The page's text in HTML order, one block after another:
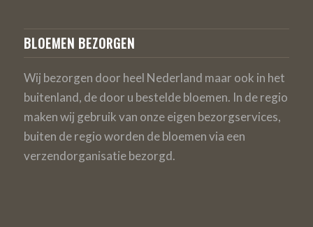
BLOEMEN BEZORGEN
Wij bezorgen door heel Nederland maar ook in het
buitenland, de door u bestelde bloemen. In de regio
maken wij gebruik van onze eigen bezorgservices,
buiten de regio worden de bloemen via een
verzendorganisatie bezorgd.